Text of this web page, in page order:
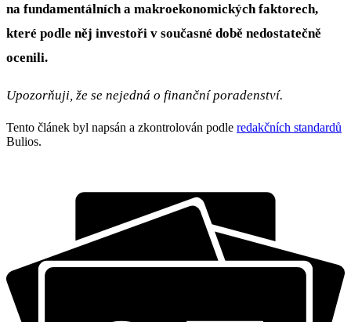
na fundamentálních a makroekonomických faktorech,
které podle něj investoři v současné době nedostatečně
ocenili.
Upozorňuji, že se nejedná o finanční poradenství.
Tento článek byl napsán a zkontrolován podle redakčních standardů
Bulios.